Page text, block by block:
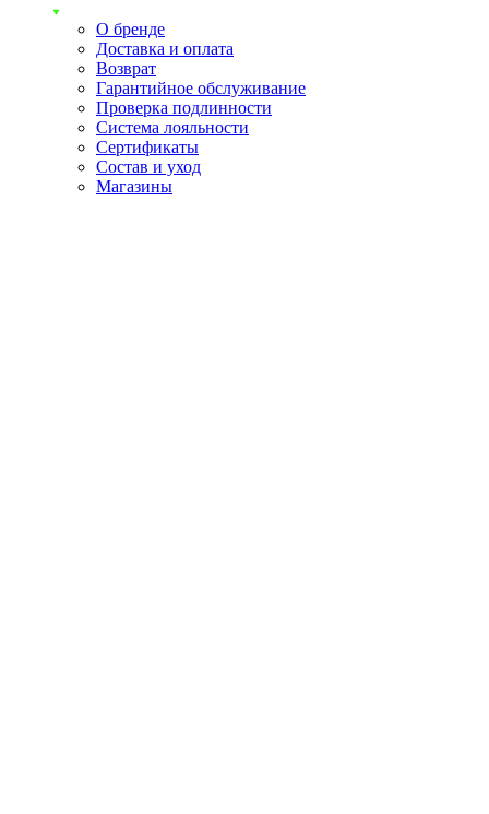
О бренде
Доставка и оплата
Возврат
Гарантийное обслуживание
Проверка подлинности
Система лояльности
Сертификаты
Состав и уход
Магазины